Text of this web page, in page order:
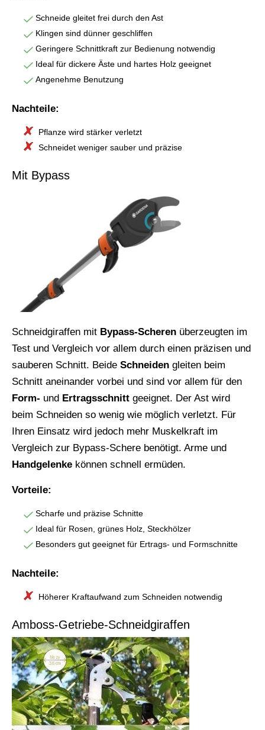
Schneide gleitet frei durch den Ast
Klingen sind dünner geschliffen
Geringere Schnittkraft zur Bedienung notwendig
Ideal für dickere Äste und hartes Holz geeignet
Angenehme Benutzung
Nachteile:
Pflanze wird stärker verletzt
Schneidet weniger sauber und präzise
Mit Bypass
Schneidgiraffen mit Bypass-Scheren überzeugten im
Test und Vergleich vor allem durch einen präzisen und
sauberen Schnitt. Beide Schneiden gleiten beim
Schnitt aneinander vorbei und sind vor allem für den
Form- und Ertragsschnitt geeignet. Der Ast wird
beim Schneiden so wenig wie möglich verletzt. Für
Ihren Einsatz wird jedoch mehr Muskelkraft im
Vergleich zur Bypass-Schere benötigt. Arme und
Handgelenke können schnell ermüden.
Vorteile:
Scharfe und präzise Schnitte
Ideal für Rosen, grünes Holz, Steckhölzer
Besonders gut geeignet für Ertrags- und Formschnitte
Nachteile:
Höherer Kraftaufwand zum Schneiden notwendig
Amboss-Getriebe-Schneidgiraffen